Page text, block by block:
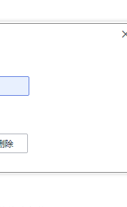
筛选条件。